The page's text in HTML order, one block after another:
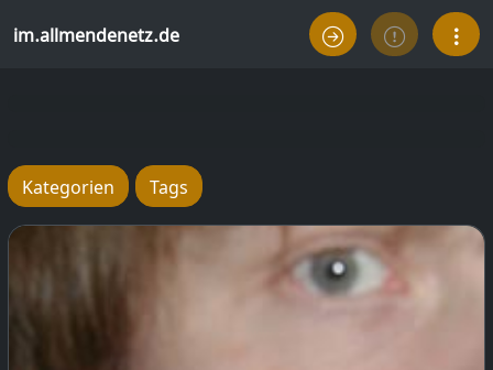
im.allmendenetz.de
Kategorien Tags